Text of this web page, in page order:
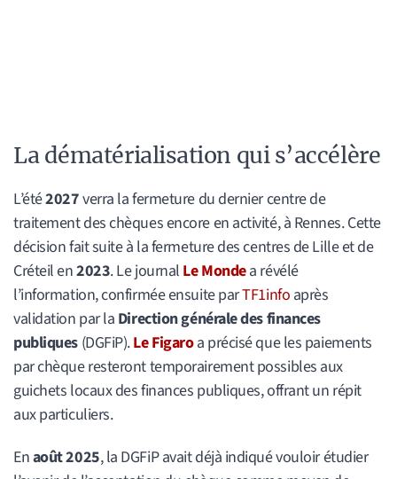
La dématérialisation qui s’accélère
L’été2027verra la fermeture du dernier centre de
traitement des chèques encore en activité, à Rennes. Cette
décision fait suite à la fermeture des centres de Lille et de
Créteil en2023. Le journal Le Mondea révélé
l’information, confirmée ensuite parTF1info après
validation par la Direction générale des finances
publiques(DGFiP).Le Figaroa précisé que les paiements
par chèque resteront temporairement possibles aux
guichets locaux des finances publiques, offrant un répit
aux particuliers.
Enaoût 2025, la DGFiP avait déjà indiqué vouloir étudier